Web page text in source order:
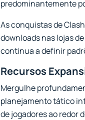
predominantemente
As conquistas de
downloads nas lojas
continua a definir
Recursos
Mergulhe
planejamento tático
de jogadores ao redor